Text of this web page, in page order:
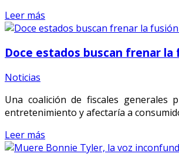
Leer más
Doce estados buscan frenar
Noticias
Una coalición de fiscales
entretenimiento y afectaría a
Leer más